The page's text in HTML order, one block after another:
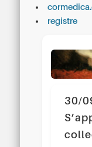
registre
30/